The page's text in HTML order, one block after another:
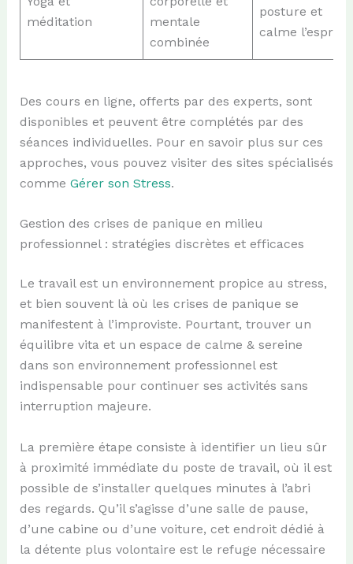
méditation
mentale
combinée
posture et
calme l’esprit
Des cours en ligne, offerts par des experts, sont
disponibles et peuvent être complétés par des
séances individuelles. Pour en savoir plus sur ces
approches, vous pouvez visiter des sites spécialisés
comme Gérer son Stress.
Gestion des crises de panique en milieu
professionnel : stratégies discrètes et efficaces
Le travail est un environnement propice au stress,
et bien souvent là où les crises de panique se
manifestent à l’improviste. Pourtant, trouver un
équilibre vita et un espace de calme & sereine
dans son environnement professionnel est
indispensable pour continuer ses activités sans
interruption majeure.
La première étape consiste à identifier un lieu sûr
à proximité immédiate du poste de travail, où il est
possible de s’installer quelques minutes à l’abri
des regards. Qu’il s’agisse d’une salle de pause,
d’une cabine ou d’une voiture, cet endroit dédié à
la détente plus volontaire est le refuge nécessaire